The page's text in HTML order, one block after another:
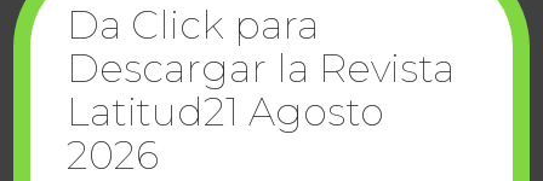
Da Click para
Descargar la Revista
Latitud21 Agosto
2026